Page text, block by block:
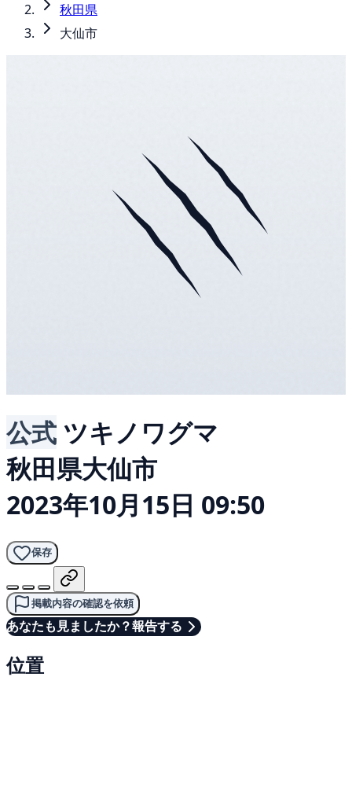
秋田県
大仙市
公式 ツキノワグマ
秋田県大仙市
2023年10月15日 09:50
保存
掲載内容の確認を依頼
あなたも見ましたか？報告する
位置